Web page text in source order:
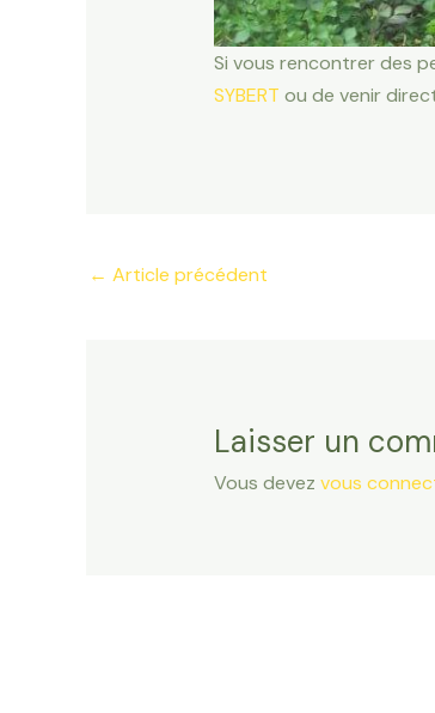
Si vous rencontrer des
SYBERT ou de venir
Navigation
← Article précédent
Laisser un
Vous devez vous